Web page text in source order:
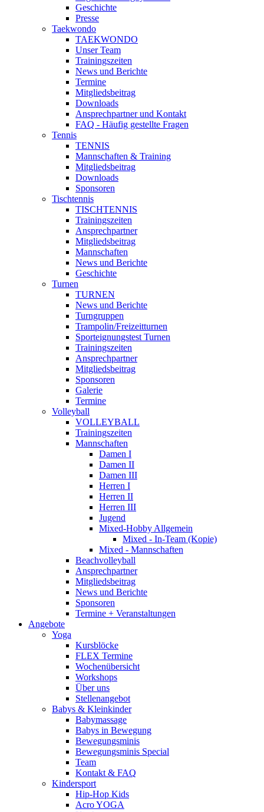
Geschichte
Presse
Taekwondo
TAEKWONDO
Unser Team
Trainingszeiten
News und Berichte
Termine
Mitgliedsbeitrag
Downloads
Ansprechpartner und Kontakt
FAQ - Häufig gestellte Fragen
Tennis
TENNIS
Mannschaften & Training
Mitgliedsbeitrag
Downloads
Sponsoren
Tischtennis
TISCHTENNIS
Trainingszeiten
Ansprechpartner
Mitgliedsbeitrag
Mannschaften
News und Berichte
Geschichte
Turnen
TURNEN
News und Berichte
Turngruppen
Trampolin/Freizeitturnen
Sporteignungstest Turnen
Trainingszeiten
Ansprechpartner
Mitgliedsbeitrag
Sponsoren
Galerie
Termine
Volleyball
VOLLEYBALL
Trainingszeiten
Mannschaften
Damen I
Damen II
Damen III
Herren I
Herren II
Herren III
Jugend
Mixed-Hobby Allgemein
Mixed - In-Team (Kopie)
Mixed - Mannschaften
Beachvolleyball
Ansprechpartner
Mitgliedsbeitrag
News und Berichte
Sponsoren
Termine + Veranstaltungen
Angebote
Yoga
Kursblöcke
FLEX Termine
Wochenübersicht
Workshops
Über uns
Stellenangebot
Babys & Kleinkinder
Babymassage
Babys in Bewegung
Bewegungsminis
Bewegungsminis Special
Team
Kontakt & FAQ
Kindersport
Hip-Hop Kids
Acro YOGA